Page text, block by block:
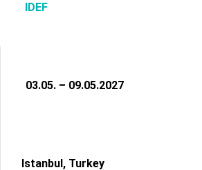
IDEF
03.05. – 09.05.2027
Istanbul, Turkey